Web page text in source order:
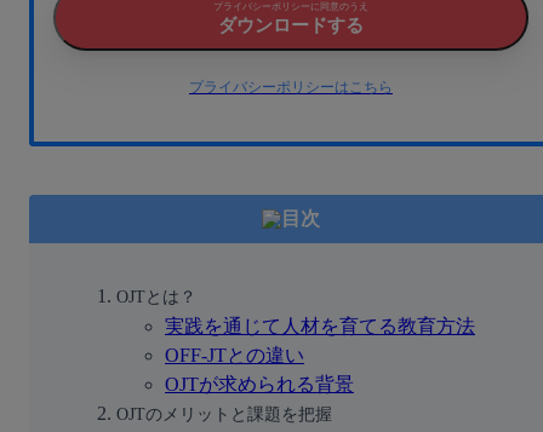
プライバシーポリシーに同意のうえ
ダウンロードする
プライバシーポリシーはこちら
目次
OJTとは？
実践を通じて人材を育てる教育方法
OFF-JTとの違い
OJTが求められる背景
OJTのメリットと課題を把握